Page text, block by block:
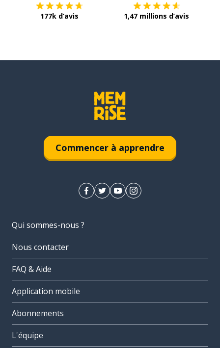
177k d’avis 1,47 millions d’avis
Commencer à apprendre
Qui sommes-nous ?
Nous contacter
FAQ & Aide
Application mobile
Abonnements
L'équipe